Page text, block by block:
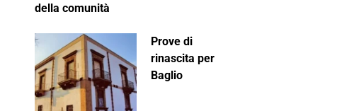
della comunità
Prove di
rinascita per
Baglio